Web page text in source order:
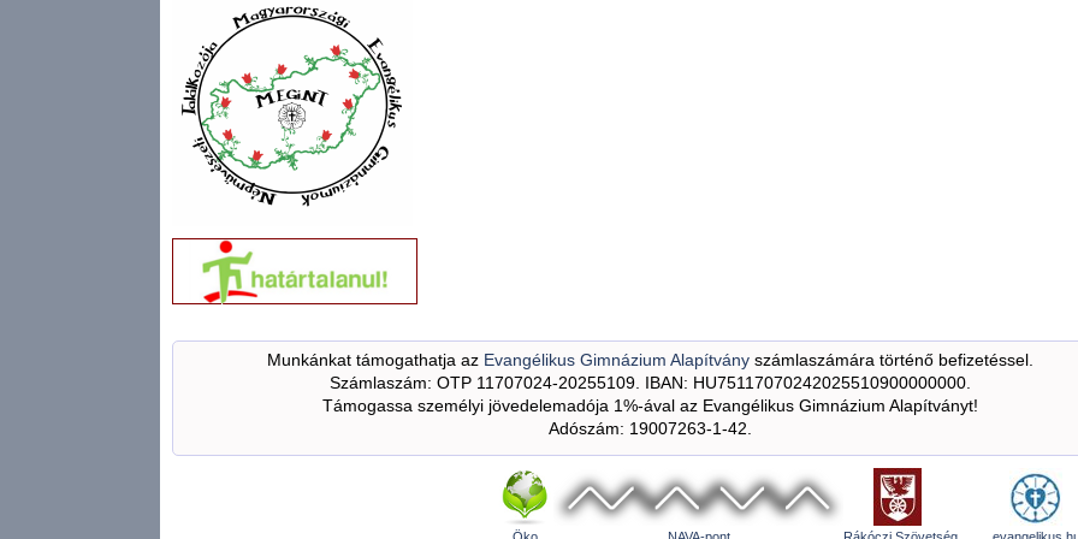
Munkánkat támogathatja az Evangélikus Gimnázium Alapítványszámlaszámára történő befizetéssel.
Számlaszám: OTP 11707024-20255109. IBAN: HU75117070242025510900000000.
Támogassa személyi jövedelemadója 1%-ával az Evangélikus Gimnázium Alapítványt!
Adószám: 19007263-1-42.